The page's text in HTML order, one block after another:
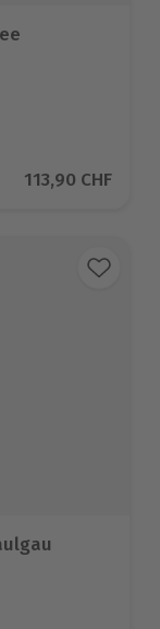
Aktueller Preis
113,90 CHF